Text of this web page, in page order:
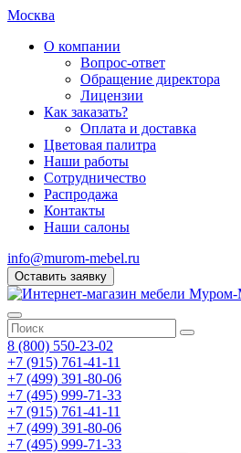
Москва
О компании
Вопрос-ответ
Обращение директора
Лицензии
Как заказать?
Оплата и доставка
Цветовая палитра
Наши работы
Сотрудничество
Распродажа
Контакты
Наши салоны
info@murom-mebel.ru
Оставить заявку
8 (800) 550-23-02
+7 (915) 761-41-11
+7 (499) 391-80-06
+7 (495) 999-71-33
+7 (915) 761-41-11
+7 (499) 391-80-06
+7 (495) 999-71-33